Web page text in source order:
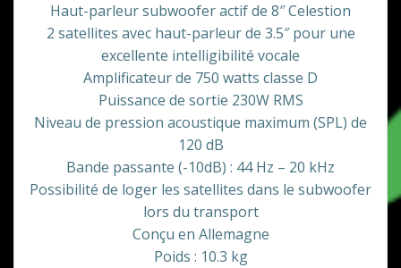
Haut-parleur subwoofer actif de 8″ Celestion
2 satellites avec haut-parleur de 3.5″ pour une
excellente intelligibilité vocale
Amplificateur de 750 watts classe D
Puissance de sortie 230W RMS
Niveau de pression acoustique maximum (SPL) de
120 dB
Bande passante (-10dB) : 44 Hz – 20 kHz
Possibilité de loger les satellites dans le subwoofer
lors du transport
Conçu en Allemagne
Poids : 10.3 kg